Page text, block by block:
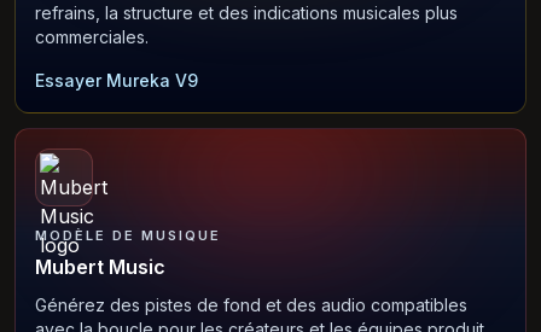
refrains, la structure et des indications musicales plus
commerciales.
Essayer Mureka V9
MODÈLE DE MUSIQUE
Mubert Music
Générez des pistes de fond et des audio compatibles